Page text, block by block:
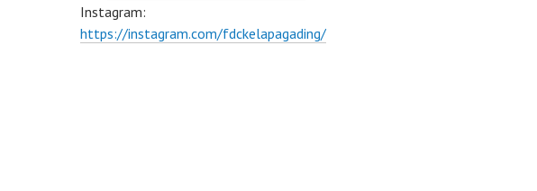
Instagram:
https://instagram.com/fdckelapagading/